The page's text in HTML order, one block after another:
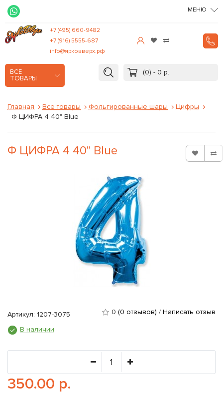
МЕНЮ
+7 (495) 660-9482
+7 (916) 5555-687
info@ярковверх.рф
ВСЕ
ТОВАРЫ
(0) - 0 р.
Главная Все товары Фольгированные шары
Цифры
Ф ЦИФРА 4 40" Blue
Ф ЦИФРА 4 40" Blue
Артикул: 1207-3075 0 (0 отзывов) / Написать отзыв
В наличии
350.00 р.